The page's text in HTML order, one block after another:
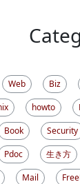
Web Biz
howto
Book Security
Pdoc 生き方
Mail